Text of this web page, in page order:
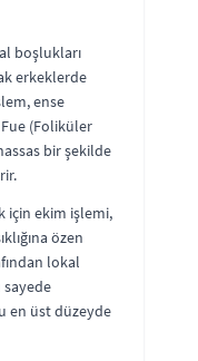
boşlukları
erkeklerde
ense
(Foliküler
bir şekilde
için ekim işlemi,
özen
lokal
sayede
en üst düzeyde